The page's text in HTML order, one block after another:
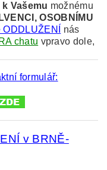
k Vašemu možnému
OSOBNÍMU
nás
chatu vpravo dole,
formulář:
v BRNĚ-